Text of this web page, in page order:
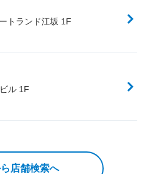
トランド江坂 1F
ル 1F
店舗検索へ